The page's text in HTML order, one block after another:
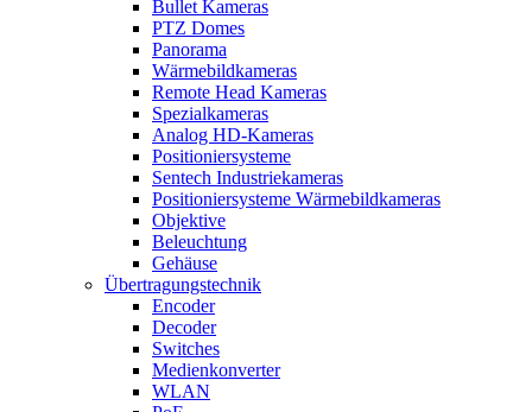
Bullet Kameras
PTZ Domes
Panorama
Wärmebildkameras
Remote Head Kameras
Spezialkameras
Analog HD-Kameras
Positioniersysteme
Sentech Industriekameras
Positioniersysteme Wärmebildkameras
Objektive
Beleuchtung
Gehäuse
Übertragungstechnik
Encoder
Decoder
Switches
Medienkonverter
WLAN